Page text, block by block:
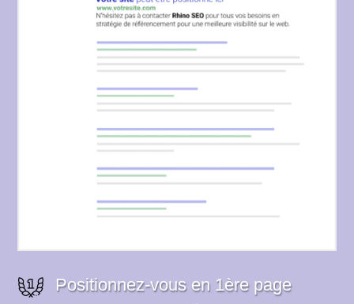
Positionnez-vous en 1ère page